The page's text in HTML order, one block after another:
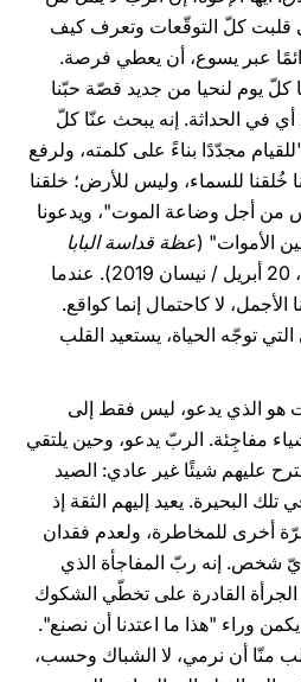
قلبت كلّ التوقّعات وتعرف كيف
عبر يسوع، أن يعطي فرصة.
كلّ يوم لنحيا من جديد قصّة حبّنا
أي في الحداثة. إنه يبحث عنّا كلّ
مجدّدًا بناءً على كلمته، ولرفع
خُلقنا للسماء، وليس للأرض؛ خلقنا
من أجل وضاعة الموت"، ويدعونا
الأموات" (عظة قداسة البابا
، 20 أبريل / نيسان 2019). عندما
الأجمل، لا كاحتمال إنما كواقع.
توجّه الحياة، يستعيد القلب
هو الذي يدعو، ليس فقط إلى
مفاجِئة. الربّ يدعو، وحين يلتقي
عليهم شيئًا غير عادي: الصيد
تلك البحيرة. يعيد إليهم الثقة إذ
أخرى للمخاطرة، ولعدم فقدان
شخص. إنه ربّ المفاجأة الذي
الجرأة القادرة على تخطّي الشكوك
وراء "هذا ما اعتدنا أن نصنع".
منّا أن نرمي، لا الشباك وحسب،